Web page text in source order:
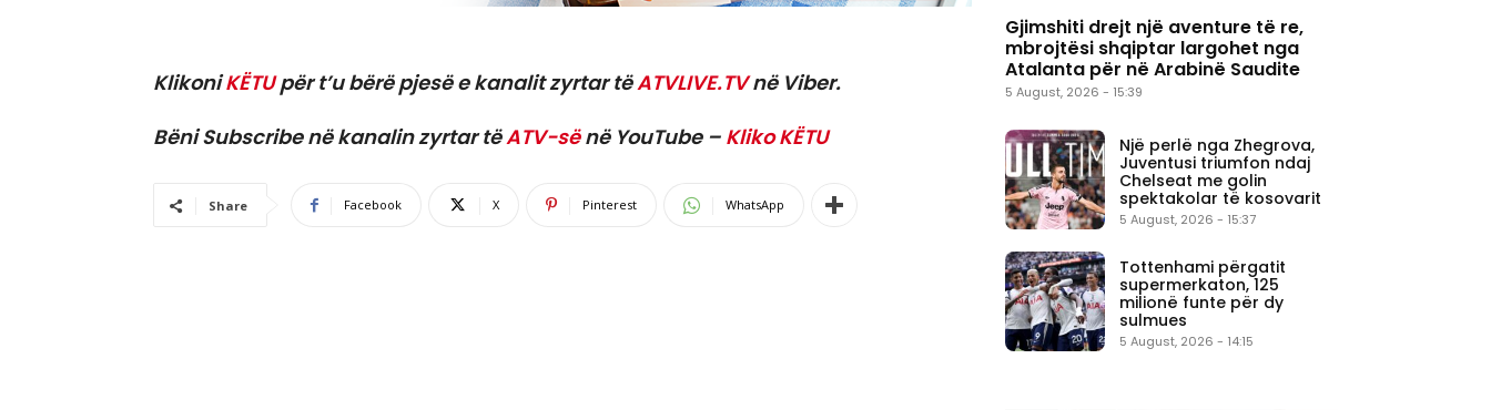
KlikoniKËTUpër t’u bërë pjesë e kanalit zyrtar tëATVLIVE.TVnë Viber.
Bëni Subscribe në kanalin zyrtar tëATV-sënë YouTube – Kliko KËTU
Share Facebook X Pinterest WhatsApp
Gjimshiti drejt një aventure të re,
mbrojtësi shqiptar largohet nga
Atalanta për në Arabinë Saudite
5 August, 2026 - 15:39
Një perlë nga Zhegrova,
Juventusi triumfon ndaj
Chelseat me golin
spektakolar të kosovarit
5 August, 2026 - 15:37
Tottenhami përgatit
supermerkaton, 125
milionë funte për dy
sulmues
5 August, 2026 - 14:15